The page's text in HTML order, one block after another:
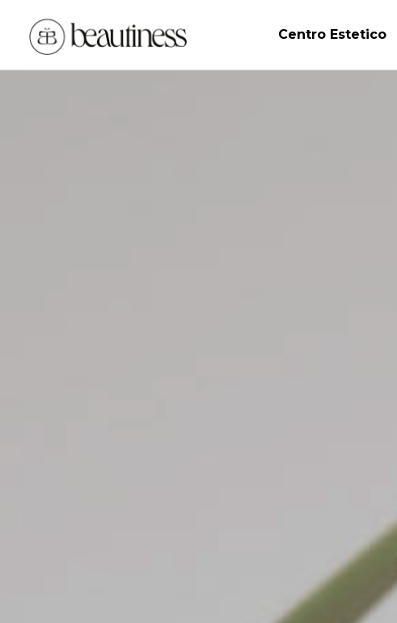
Centro Estetico